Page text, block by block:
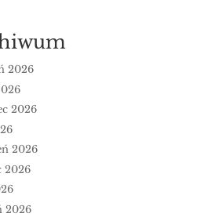
2026
2026
2026
2026
2026